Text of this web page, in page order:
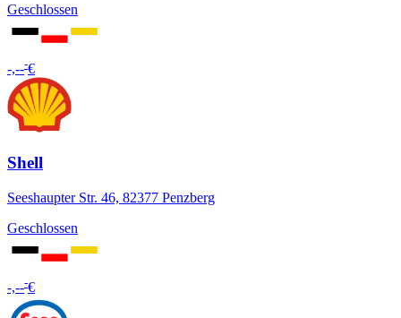
Geschlossen
-,---€
Shell
Seeshaupter Str. 46, 82377 Penzberg
Geschlossen
-,---€